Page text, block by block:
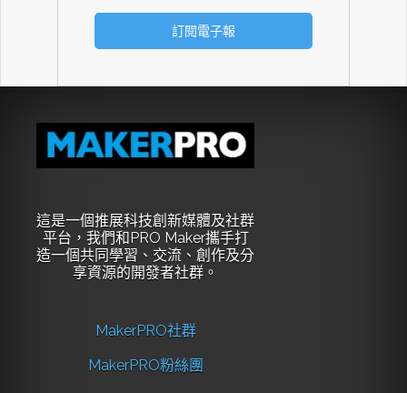
這是一個推展科技創新媒體及社群
平台，我們和PRO Maker攜手打
造一個共同學習、交流、創作及分
享資源的開發者社群。
MakerPRO社群
MakerPRO粉絲團